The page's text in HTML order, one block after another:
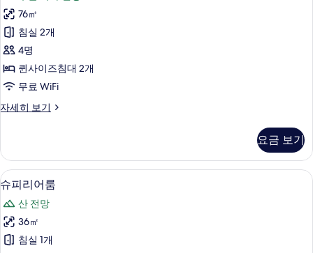
망
사
진
모
두
보
부
분
바
다
전
망
자
히
트,
침
실
2
개
사
진
두
보
기
76㎡
침실 2개
4명
퀸사이즈침대 2개
무료 WiFi
자세히 보기
아
실
개
자
세
히
보
기
요금 보기
슈
피
리
어
슈피리어룸 | 미니바, 객실 내 금고, 책
8
슈피리어룸
산 전망
36㎡
침실 1개